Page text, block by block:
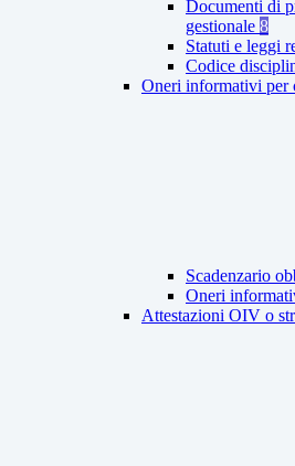
Documenti di
gestionale 8
Statuti e leggi
Codice
Oneri informativi per
Scadenzario
Oneri
Attestazioni OIV o